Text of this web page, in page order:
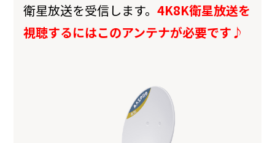
衛星放送を受信します。 4K8K衛星放送を
視聴するにはこのアンテナが必要です♪